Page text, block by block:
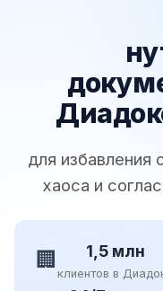
для избавления
хаоса и
🏢 1,5 млн
клиентов в